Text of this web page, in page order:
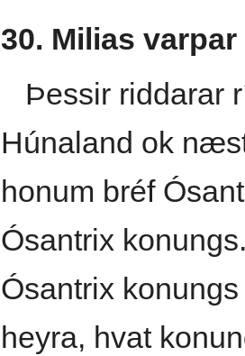
30. Milias
Þessir riddarar
Húnaland ok
honum bréf
Ósantrix
Ósantrix
heyra, hvat